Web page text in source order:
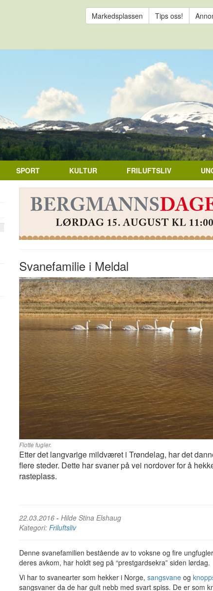
Markedsplassen Tips oss!
SPORT KULTUR FRILUFTSLIV
Svanefamilie i Meldal
Flotte fugler.
Etter det langvarige mildværet i Trøndelag, har det
flere steder. Dette har svaner på vei nordover for å
rasteplass.
22.03.2016 - Hilde Stina Elshaug
Kategori: Friluftsliv
Denne svanefamilien bestående av to voksne og fire
deres avkom, har holdt seg på “prestgardsekra” siden lørdag.
Vi har to svanearter som hekker i Norge, sangsvane og
sangsvaner da de har gult nebb med svart spiss. De er som